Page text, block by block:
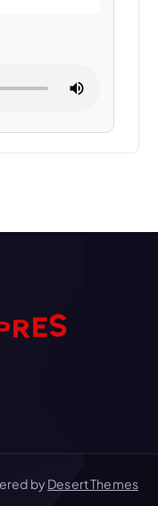
RES
byDesert Themes